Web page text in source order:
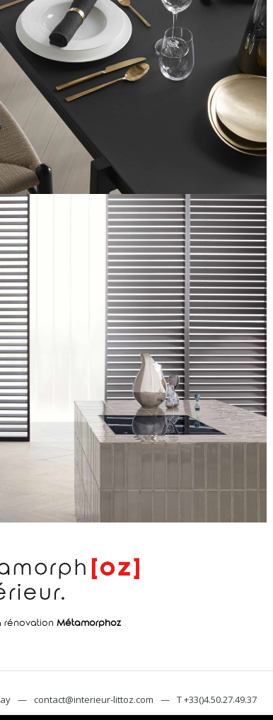
rénovation Métamorphoz
— contact@interieur-littoz.com — T +33()4.50.27.49.37